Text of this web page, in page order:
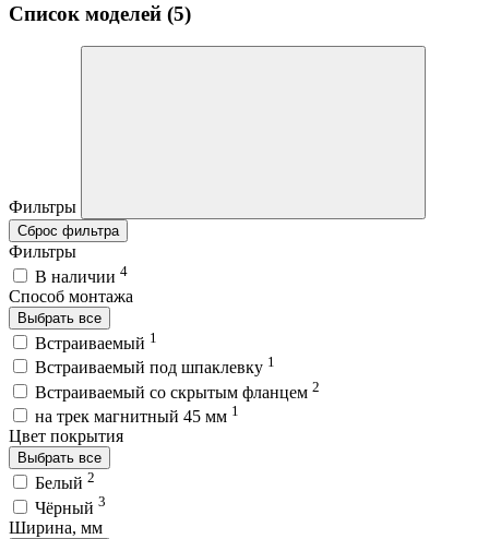
Список моделей (5)
Фильтры
Сброс фильтра
Фильтры
В наличии 4
Способ монтажа
Выбрать все
Встраиваемый 1
Встраиваемый под шпаклевку 1
Встраиваемый со скрытым фланцем 2
на трек магнитный 45 мм 1
Цвет покрытия
Выбрать все
Белый 2
Чёрный 3
Ширина, мм